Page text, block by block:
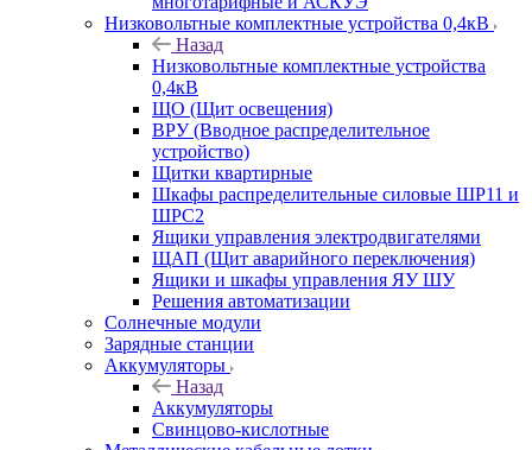
Низковольтные комплектные устройства 0,4кВ
Назад
Низковольтные комплектные устройства
0,4кВ
ЩО (Щит освещения)
ВРУ (Вводное распределительное
устройство)
Щитки квартирные
Шкафы распределительные силовые ШР11 и
ШРС2
Ящики управления электродвигателями
ЩАП (Щит аварийного переключения)
Ящики и шкафы управления ЯУ ШУ
Решения автоматизации
Солнечные модули
Зарядные станции
Аккумуляторы
Назад
Аккумуляторы
Свинцово-кислотные